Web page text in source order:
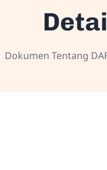
Dokumen Tentang